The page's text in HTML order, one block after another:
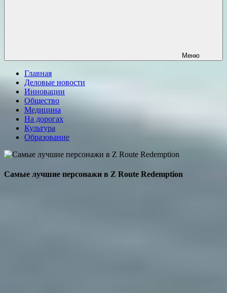
Меню
Главная
Деловые новости
Инновации
Общество
Медицина
На дорогах
Культура
Образование
Самые лучшие персонажи в Z Route Redemption